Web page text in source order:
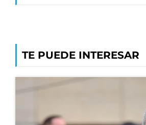
TE PUEDE INTERESAR